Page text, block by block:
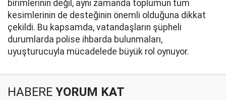
birimlerinin değil, aynı zamanda toplumun tüm
kesimlerinin de desteğinin önemli olduğuna dikkat
çekildi. Bu kapsamda, vatandaşların şüpheli
durumlarda polise ihbarda bulunmaları,
uyuşturucuyla mücadelede büyük rol oynuyor.
HABERE YORUM KAT